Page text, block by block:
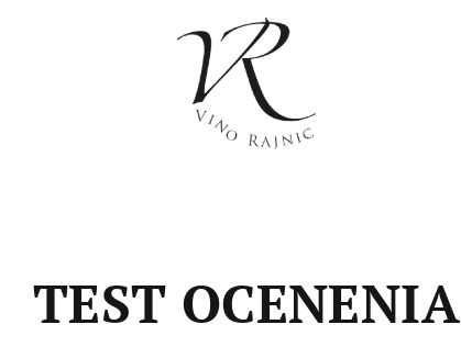
TEST OCENENIA